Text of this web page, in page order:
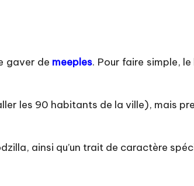
gaver de meeples. Pour faire simple,
les 90 habitants de la ville), mais
ainsi qu’un trait de caractère